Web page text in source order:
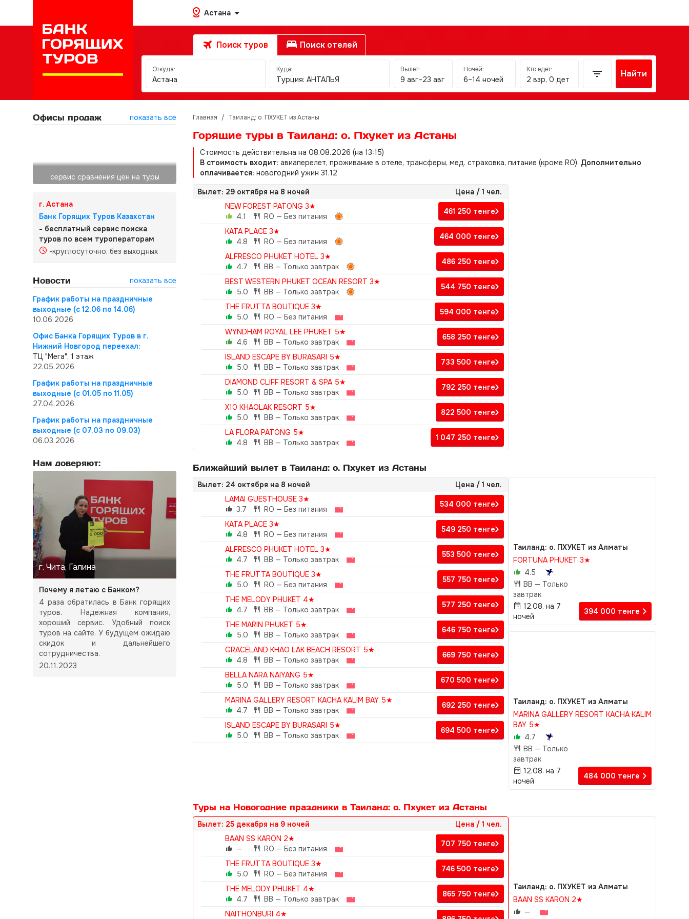
Астана
Поиск туров Поиск отелей
Откуда:
Астана
Куда:
Турция: АНТАЛЬЯ
Вылет:
9 авг–23 авг
Ночей:
6–14 ночей
Кто едет:
2 взр, 0 дет
Найти
Офисы продаж показать все
сервис сравнения цен на туры
г. Астана
Банк Горящих Туров Казахстан
- бесплатный сервис поиска
туров по всем туроператорам
-круглосуточно, без выходных
Новости
показать все
График работы на праздничные
выходные (с 12.06 по 14.06)
10.06.2026
Офис Банка Горящих Туров в г.
Нижний Новгород переехал:
ТЦ "Мега", 1 этаж
22.05.2026
График работы на праздничные
выходные (с 01.05 по 11.05)
27.04.2026
График работы на праздничные
выходные (с 07.03 по 09.03)
06.03.2026
Нам доверяют:
г. Чита, Галина
Почему я летаю с Банком?
4 раза обратилась в Банк горящих
туров. Надежная компания,
хороший сервис. Удобный поиск
туров на сайте. У будущем ожидаю
скидок и дальнейшего
сотрудничества.
20.11.2023
Главная / Таиланд: о. ПХУКЕТ из Астаны
Горящие туры в Таиланд: о. Пхукет из Астаны
Стоимость действительна на 08.08.2026 (на 13:15)
В стоимость входит: авиаперелет, проживание в отеле, трансферы, мед. страховка, питание (кроме RO). Дополнительно
оплачивается: новогодний ужин 31.12
Вылет: 29 октября на 8 ночей
Цена / 1 чел.
NEW FOREST PATONG 3★
4.1
RO — Без питания
461 250 тенге
KATA PLACE 3★
4.8
RO — Без питания
464 000 тенге
ALFRESCO PHUKET HOTEL 3★
4.7
BB — Только завтрак
486 250 тенге
BEST WESTERN PHUKET OCEAN RESORT 3★
5.0
BB — Только завтрак
544 750 тенге
THE FRUTTA BOUTIQUE 3★
5.0
RO — Без питания
594 000 тенге
WYNDHAM ROYAL LEE PHUKET 5★
4.6
BB — Только завтрак
658 250 тенге
ISLAND ESCAPE BY BURASARI 5★
5.0
BB — Только завтрак
733 500 тенге
DIAMOND CLIFF RESORT & SPA 5★
5.0
BB — Только завтрак
792 250 тенге
X10 KHAOLAK RESORT 5★
5.0
BB — Только завтрак
822 500 тенге
LA FLORA PATONG 5★
4.8
BB — Только завтрак
1 047 250 тенге
Ближайший вылет в Таиланд: о. Пхукет из Астаны
Вылет: 24 октября на 8 ночей
Цена / 1 чел.
LAMAI GUESTHOUSE 3★
3.7
RO — Без питания
534 000 тенге
KATA PLACE 3★
4.8
RO — Без питания
549 250 тенге
ALFRESCO PHUKET HOTEL 3★
4.7
BB — Только завтрак
553 500 тенге
THE FRUTTA BOUTIQUE 3★
5.0
RO — Без питания
557 750 тенге
THE MELODY PHUKET 4★
4.7
BB — Только завтрак
577 250 тенге
THE MARIN PHUKET 5★
5.0
BB — Только завтрак
646 750 тенге
GRACELAND KHAO LAK BEACH RESORT 5★
4.8
BB — Только завтрак
669 750 тенге
BELLA NARA NAIYANG 5★
5.0
BB — Только завтрак
670 500 тенге
MARINA GALLERY RESORT KACHA KALIM BAY 5★
4.7
BB — Только завтрак
692 250 тенге
ISLAND ESCAPE BY BURASARI 5★
5.0
BB — Только завтрак
694 500 тенге
Таиланд: о. ПХУКЕТ из Алматы
FORTUNA PHUKET 3★
4.5
BB — Только
завтрак
12.08. на 7
ночей
394 000 тенге
Таиланд: о. ПХУКЕТ из Алматы
MARINA GALLERY RESORT KACHA KALIM
BAY 5★
4.7
BB — Только
завтрак
12.08. на 7
ночей
484 000 тенге
Туры на Новогодние праздники в Таиланд: о. Пхукет из Астаны
Вылет: 25 декабря на 9 ночей
Цена / 1 чел.
BAAN SS KARON 2★
—
RO — Без питания
707 750 тенге
THE FRUTTA BOUTIQUE 3★
5.0
RO — Без питания
746 500 тенге
THE MELODY PHUKET 4★
4.7
BB — Только завтрак
865 750 тенге
NAITHONBURI 4★
Таиланд: о. ПХУКЕТ из Алматы
BAAN SS KARON 2★
—